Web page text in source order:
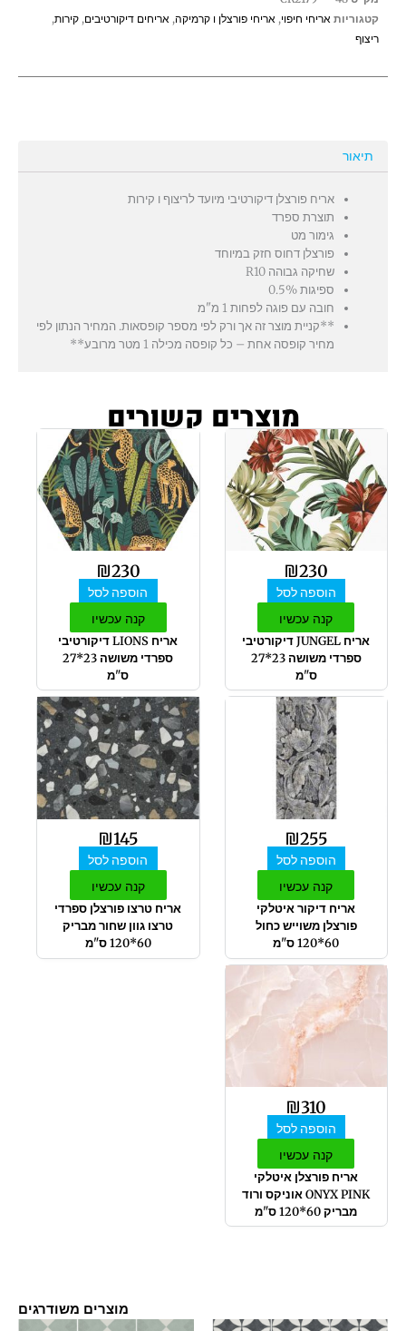
קטגוריות אריחי חיפוי, אריחי פורצלן ו קרמיקה, אריחים דיקורטיבים, קירות,
ריצוף
תיאור
אריח פורצלן דיקורטיבי מיועד לריצוף ו קירות
תוצרת ספרד
גימור מט
פורצלן דחוס חזק במיוחד
שחיקה גבוהה R10
ספיגות 0.5%
חובה עם פוגה לפחות 1 מ"מ
**קניית מוצר זה אך ורק לפי מספר קופסאות. המחיר הנתון לפי
מחיר קופסה אחת – כל קופסה מכילה 1 מטר מרובע**
מוצרים קשורים
₪230
הוספה לסל
קנה עכשיו
אריח JUNGEL דיקורטיבי
ספרדי משושה 23*27
ס"מ
₪230
הוספה לסל
קנה עכשיו
אריח LIONS דיקורטיבי
ספרדי משושה 23*27
ס"מ
₪255
הוספה לסל
קנה עכשיו
אריח דיקור איטלקי
פורצלן משוייש כחול
60*120 ס"מ
₪145
הוספה לסל
קנה עכשיו
אריח טרצו פורצלן ספרדי
טרצו גוון שחור מבריק
60*120 ס"מ
₪310
הוספה לסל
קנה עכשיו
אריח פורצלן איטלקי
ONYX PINK אוניקס ורוד
מבריק 60*120 ס"מ
מוצרים משודרגים